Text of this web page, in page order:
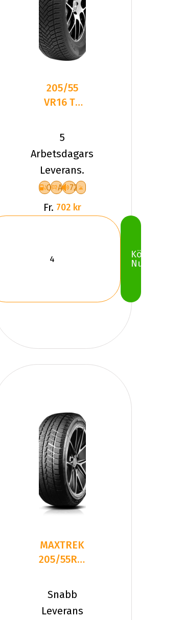
205/55
VR16 TL
ALLSEASON
6
5
Arbetsdagars
Leverans.
C A 72
Fr. 702 kr
Köp
Nu
MAXTREK
205/55R16
M7 PLUS
Snabb
Leverans